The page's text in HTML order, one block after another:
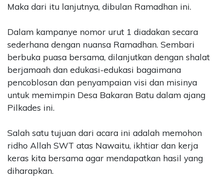
Maka dari itu lanjutnya, dibulan Ramadhan ini.
Dalam kampanye nomor urut 1 diadakan secara
sederhana dengan nuansa Ramadhan. Sembari
berbuka puasa bersama, dilanjutkan dengan shalat
berjamaah dan edukasi-edukasi bagaimana
pencoblosan dan penyampaian visi dan misinya
untuk memimpin Desa Bakaran Batu dalam ajang
Pilkades ini.
Salah satu tujuan dari acara ini adalah memohon
ridho Allah SWT atas Nawaitu, ikhtiar dan kerja
keras kita bersama agar mendapatkan hasil yang
diharapkan.